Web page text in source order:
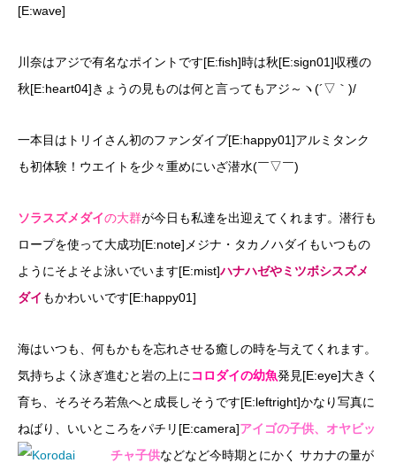
[E:wave]
川奈はアジで有名なポイントです[E:fish]時は秋[E:sign01]収穫の
秋[E:heart04]きょうの見ものは何と言ってもアジ～ヽ(´▽｀)/
一本目はトリイさん初のファンダイブ[E:happy01]アルミタンク
も初体験！ウエイトを少々重めにいざ潜水(￣▽￣)
ソラスズメダイの大群が今日も私達を出迎えてくれます。潜行も
ロープを使って大成功[E:note]メジナ・タカノハダイもいつもの
ようにそよそよ泳いでいます[E:mist]ハナハゼやミツボシスズメ
ダイ もかわいいです[E:happy01]
海はいつも、何もかもを忘れさせる癒しの時を与えてくれます。
気持ちよく泳ぎ進むと岩の上に コロダイの幼魚発見[E:eye]大きく
育ち、そろそろ若魚へと成長しそうです[E:leftright]かなり写真に
ねばり、いいところをパチリ[E:camera]アイゴの子供、オヤビッ
チャ子供などなど今時期とにかく サカナの量が